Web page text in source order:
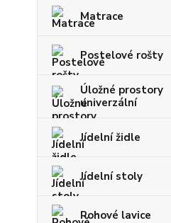
Matrace
Postelové rošty
Úložné prostory
univerzální
Jídelní židle
Jídelní stoly
Rohové lavice